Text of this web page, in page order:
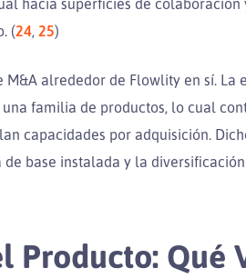
hacia superficies de
(24, 25)
alrededor de Flowlity en sí. La
familia de productos, lo cual
capacidades por adquisición.
base instalada y la
Producto: Qué